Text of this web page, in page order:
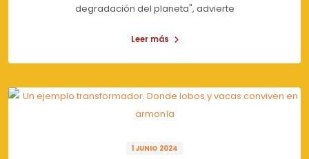
degradación del planeta", advierte
Leer más
1 JUNIO 2024